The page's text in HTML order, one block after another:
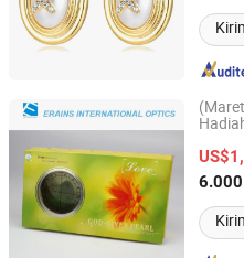
Dongyang Baiyun Erains
Zhejiang, China